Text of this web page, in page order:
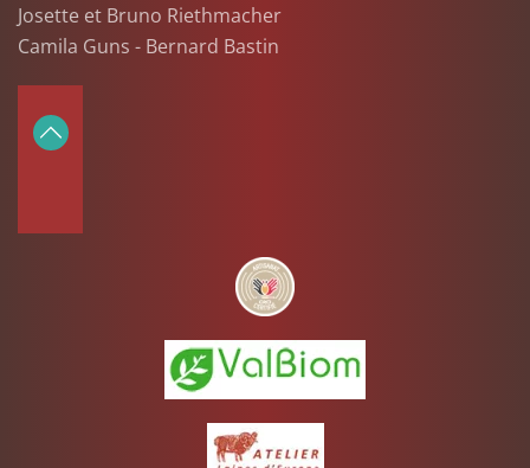
Josette et Bruno Riethmacher
Camila Guns - Bernard Bastin